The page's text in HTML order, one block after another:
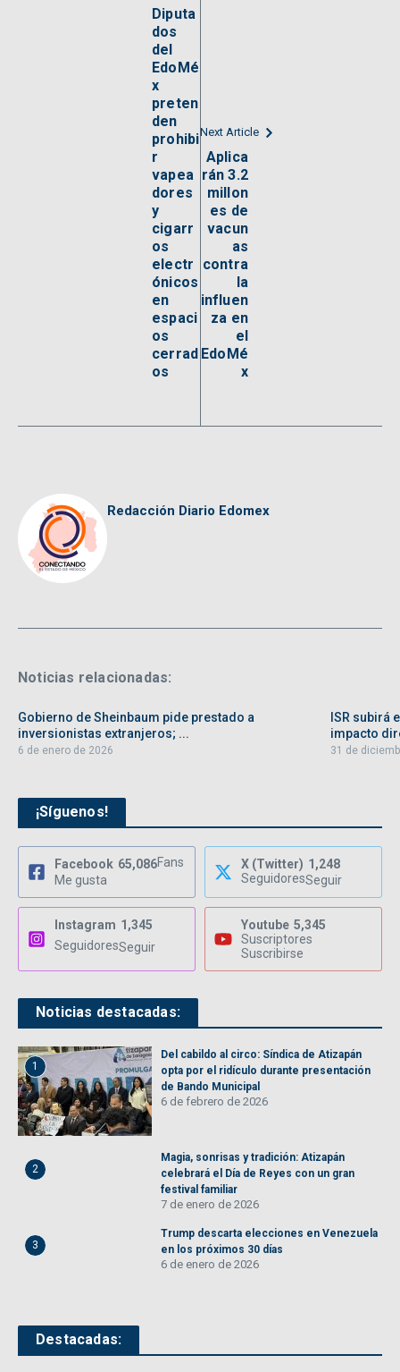
Diputa
dos
del
EdoMé
x
preten
den
prohibi
r
vapea
dores
y
cigarr
os
electr
ónicos
en
espaci
os
cerrad
os
Next Article
Aplica
rán 3.2
millon
es de
vacun
as
contra
la
influen
za en
el
EdoMé
x
Redacción Diario Edomex
Noticias relacionadas:
Gobierno de Sheinbaum pide prestado a
inversionistas extranjeros; ...
6 de enero de 2026
ISR subirá
impacto
31 de
¡Síguenos!
Facebook 65,086Fans
Me gusta
X (Twitter) 1,248
SeguidoresSeguir
Instagram 1,345
SeguidoresSeguir
Youtube 5,345
Suscriptores
Suscribirse
Noticias destacadas:
1
Del cabildo al circo: Síndica de Atizapán
opta por el ridículo durante presentación
de Bando Municipal
6 de febrero de 2026
2
Magia, sonrisas y tradición: Atizapán
celebrará el Día de Reyes con un gran
festival familiar
7 de enero de 2026
3
Trump descarta elecciones en Venezuela
en los próximos 30 días
6 de enero de 2026
Destacadas: